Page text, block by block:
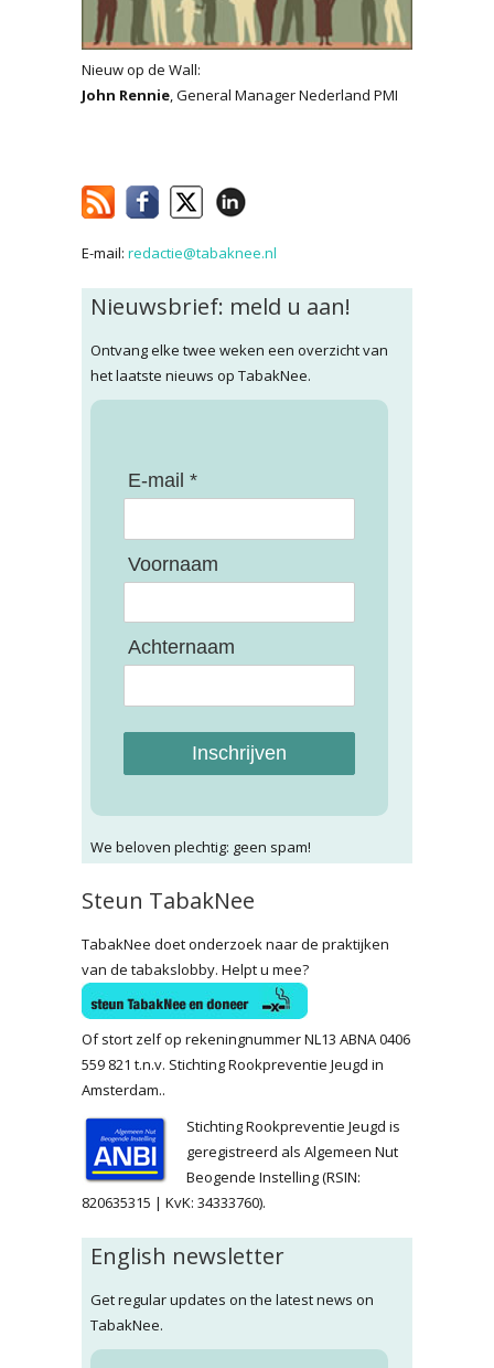
Nieuw op de Wall:
John Rennie, General Manager Nederland PMI
E-mail: redactie@tabaknee.nl
Nieuwsbrief: meld u aan!
Ontvang elke twee weken een overzicht van
het laatste nieuws op TabakNee.
E-mail *
Voornaam
Achternaam
Inschrijven
We beloven plechtig: geen spam!
Steun TabakNee
TabakNee doet onderzoek naar de praktijken
van de tabakslobby. Helpt u mee?
Of stort zelf op rekeningnummer NL13 ABNA 0406
559 821 t.n.v. Stichting Rookpreventie Jeugd in
Amsterdam..
Stichting Rookpreventie Jeugd is
geregistreerd als Algemeen Nut
Beogende Instelling (RSIN:
820635315 | KvK: 34333760).
English newsletter
Get regular updates on the latest news on
TabakNee.